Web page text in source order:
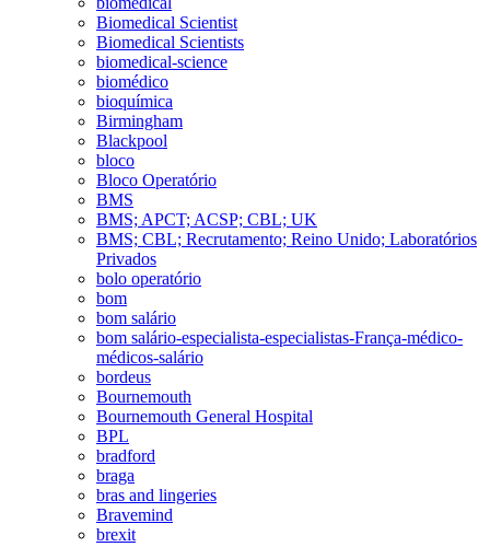
Biomedical Scientist
Biomedical Scientists
biomedical-science
biomédico
bioquímica
Birmingham
Blackpool
bloco
Bloco Operatório
BMS
BMS; APCT; ACSP; CBL; UK
BMS; CBL; Recrutamento; Reino Unido; Laboratórios
Privados
bolo operatório
bom
bom salário
bom salário-especialista-especialistas-França-médico-
médicos-salário
bordeus
Bournemouth
Bournemouth General Hospital
BPL
bradford
braga
bras and lingeries
Bravemind
brexit